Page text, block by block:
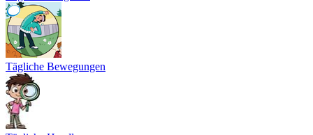
Tägliche Bewegungen